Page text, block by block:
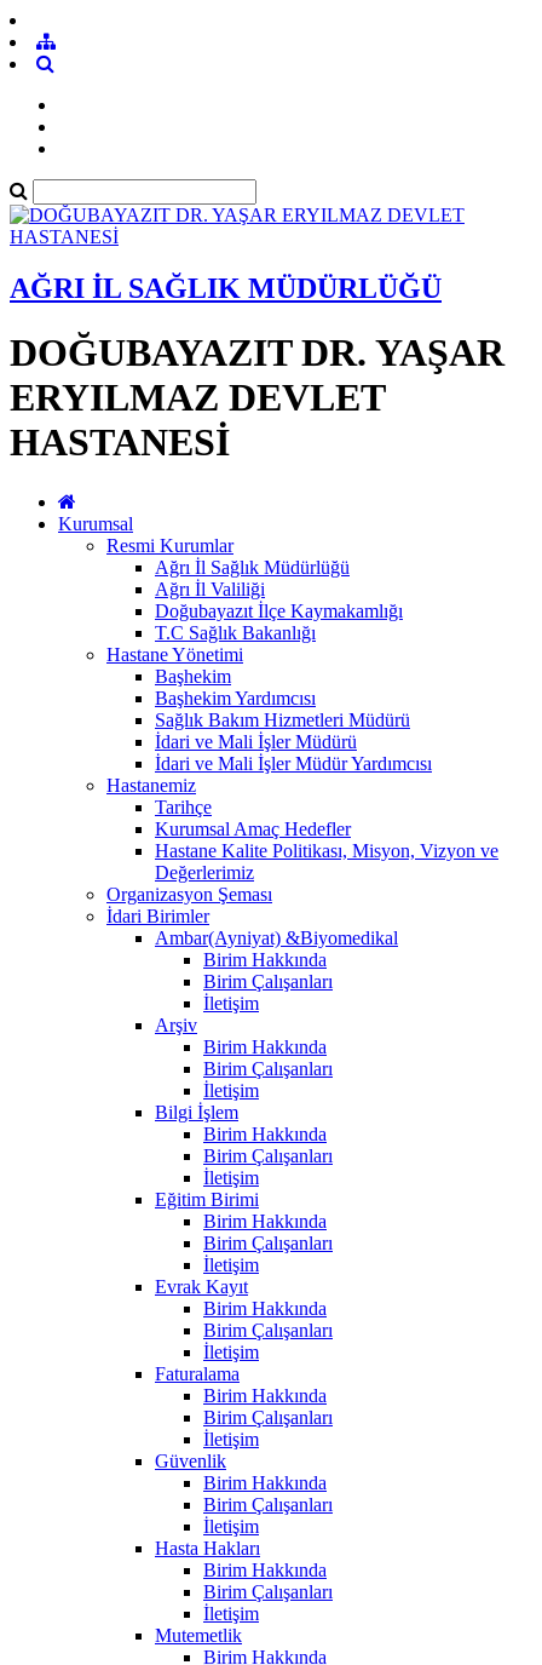
AĞRI İL SAĞLIK MÜDÜRLÜĞÜ
DOĞUBAYAZIT DR. YAŞAR
ERYILMAZ DEVLET
HASTANESİ
Kurumsal
Resmi Kurumlar
Ağrı İl Sağlık Müdürlüğü
Ağrı İl Valiliği
Doğubayazıt İlçe Kaymakamlığı
T.C Sağlık Bakanlığı
Hastane Yönetimi
Başhekim
Başhekim Yardımcısı
Sağlık Bakım Hizmetleri Müdürü
İdari ve Mali İşler Müdürü
İdari ve Mali İşler Müdür Yardımcısı
Hastanemiz
Tarihçe
Kurumsal Amaç Hedefler
Hastane Kalite Politikası, Misyon, Vizyon ve
Değerlerimiz
Organizasyon Şeması
İdari Birimler
Ambar(Ayniyat) &Biyomedikal
Birim Hakkında
Birim Çalışanları
İletişim
Arşiv
Birim Hakkında
Birim Çalışanları
İletişim
Bilgi İşlem
Birim Hakkında
Birim Çalışanları
İletişim
Eğitim Birimi
Birim Hakkında
Birim Çalışanları
İletişim
Evrak Kayıt
Birim Hakkında
Birim Çalışanları
İletişim
Faturalama
Birim Hakkında
Birim Çalışanları
İletişim
Güvenlik
Birim Hakkında
Birim Çalışanları
İletişim
Hasta Hakları
Birim Hakkında
Birim Çalışanları
İletişim
Mutemetlik
Birim Hakkında